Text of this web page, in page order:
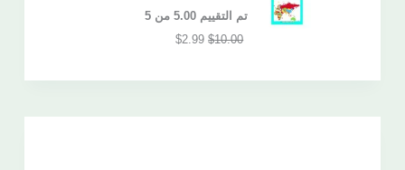
تم التقييم 5.00من 5
$10.00
$2.99